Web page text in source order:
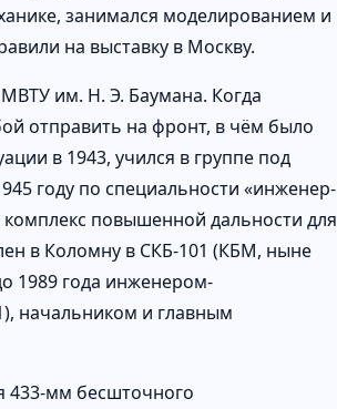
занимался моделированием и
на выставку в Москву.
им. Н. Э. Баумана. Когда
отправить на фронт, в чём было
в 1943, учился в группе под
году по специальности «инженер-
повышенной дальности для
в Коломну в СКБ-101 (КБМ, ныне
1989 года инженером-
начальником и главным
433-мм бесшточного